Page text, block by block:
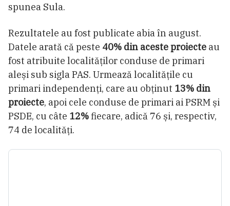
spunea Sula.
Rezultatele au fost publicate abia în august.
Datele arată că peste 40% din aceste proiecte au
fost atribuite localităților conduse de primari
aleși sub sigla PAS. Urmează localitățile cu
primari independenți, care au obținut 13% din
proiecte, apoi cele conduse de primari ai PSRM și
PSDE, cu câte 12%fiecare, adică 76 și, respectiv,
74 de localități.